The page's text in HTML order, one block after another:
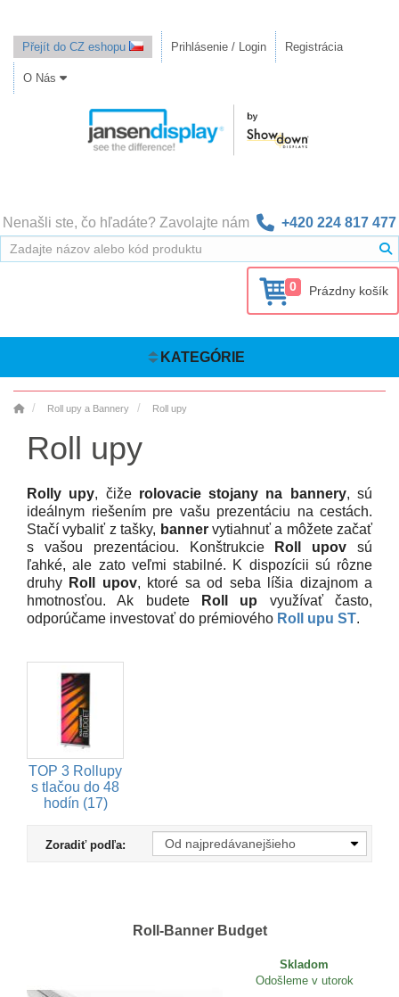
Přejít do CZ eshopu Prihlásenie / Login Registrácia
O Nás
Nenašli ste, čo hľadáte? Zavolajte nám +420 224 817 477
0 Prázdny košík
KATEGÓRIE
Roll upy a Bannery Roll upy
Roll upy
Rolly upy, čiže rolovacie stojany na bannery, sú
ideálnym riešením pre vašu prezentáciu na cestách.
Stačí vybaliť z tašky, bannervytiahnuť a môžete začať
s vašou prezentáciou. Konštrukcie
Roll upov sú
ľahké, ale zato veľmi stabilné. K dispozícii sú rôzne
druhy Roll upov, ktoré sa od seba líšia dizajnom a
hmotnosťou. Ak budete
Roll up využívať často,
odporúčame investovať do prémiového Roll upu ST.
TOP 3 Rollupy
s tlačou do 48
hodín (17)
Zoradiť podľa:
Roll-Banner Budget
Skladom
Odošleme v utorok